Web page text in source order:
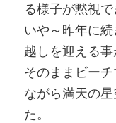
る様子が黙視で
いや～昨年に
越しを迎える事
そのままビー
ながら満天の
た。